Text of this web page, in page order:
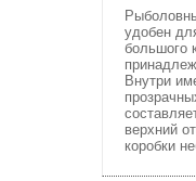
удобен
большого
Внутри
верхний
коробки